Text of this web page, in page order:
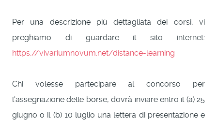
Per una descrizione più dettagliata dei corsi, vi
preghiamo di guardare il sito internet:
https://vivariumnovum.net/distance-learning
Chi volesse partecipare al concorso per
l'assegnazione delle borse, dovrà inviare entro il (a) 25
giugno o il (b) 10 luglio una lettera di presentazione e